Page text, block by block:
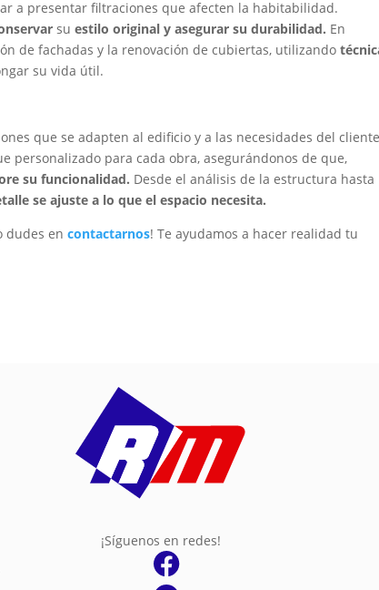
a presentar filtraciones que afecten la habitabilidad.
suestilo original y asegurar su durabilidad. En
de fachadas y la renovación de cubiertas, utilizando
su vida útil.
que se adapten al edificio y a las necesidades del cliente
personalizado para cada obra, asegurándonos de que,
su funcionalidad. Desde el análisis de la estructura hasta
se ajuste a lo que el espacio necesita.
dudes encontactarnos! Te ayudamos a hacer realidad tu
¡Síguenos en redes!